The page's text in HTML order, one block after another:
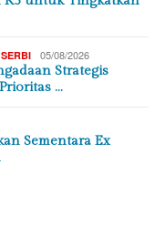
05/08/2026
Strategis
…
Sementara Ex